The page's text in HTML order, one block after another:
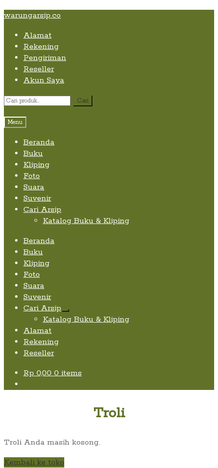
Skip
content
Skip
navigation
Skip
content
warungarsip.co
Alamat
Rekening
Pengiriman
Reseller
Akun Saya
Pencarian
Cari
Menu
Beranda
Buku
Kliping
Foto
Suara
Suvenir
Cari Arsip
Katalog Buku & Kliping
Beranda
Buku
Kliping
Foto
Suara
Suvenir
Cari Arsip
Expand
child
Katalog Buku & Kliping
Alamat
Rekening
Reseller
Rp 0,00 0 items
Troli
Troli Anda masih kosong.
Kembali ke toko